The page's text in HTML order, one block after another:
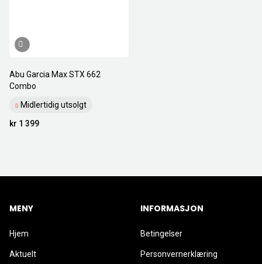
Abu Garcia Max STX 662
Combo
Midlertidig utsolgt
kr 1 399
MENY
Hjem
Aktuelt
INFORMASJON
Betingelser
Personvernerklæring